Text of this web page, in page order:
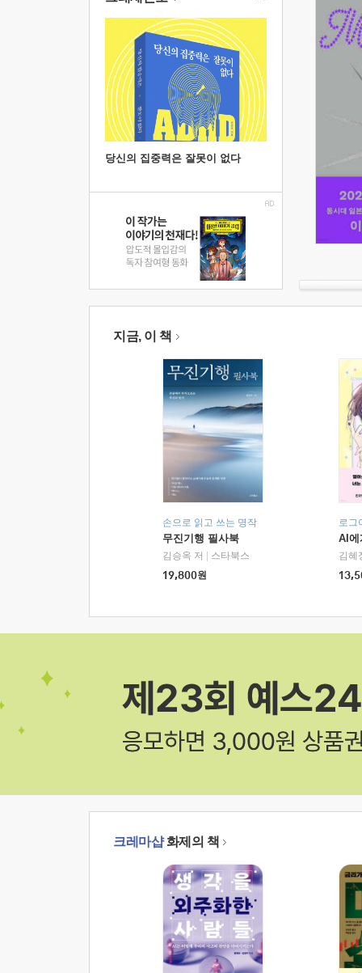
당신의 집중력은 잘못이 없다
지금, 이 책
손으로 읽고 쓰는 명작
무진기행 필사북
김승옥 저
스타북스
19,800원
로그
AI에
김혜
크레마샵화제의 책